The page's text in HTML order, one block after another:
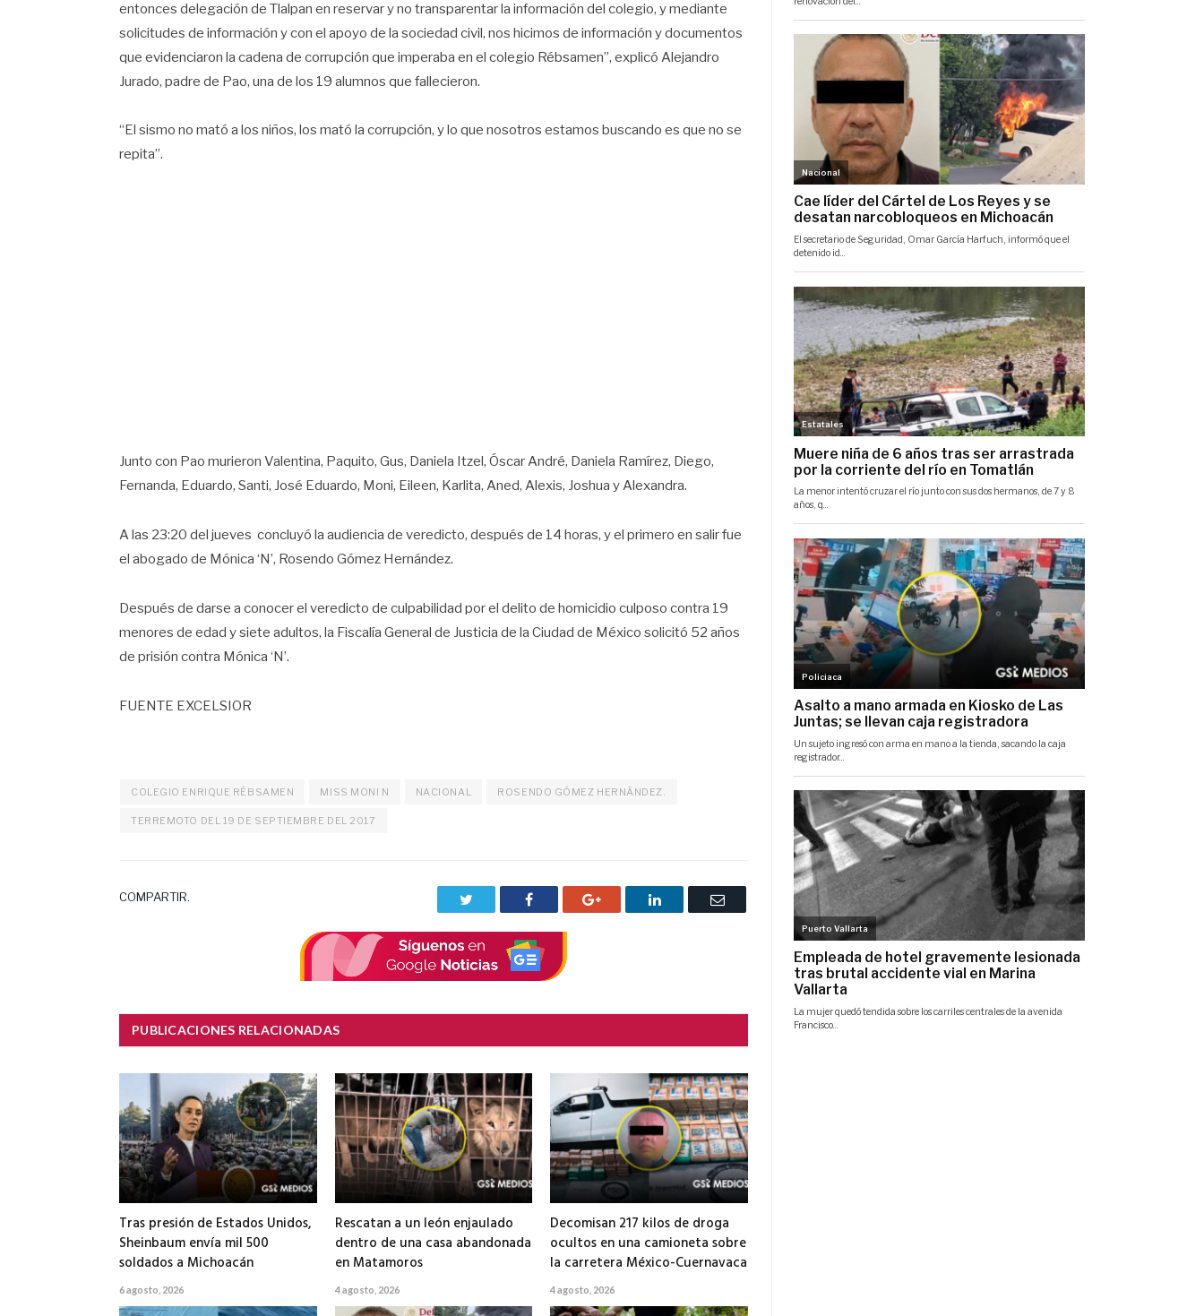
entonces delegación de Tlalpan en reservar y no transparentar la información del colegio, y mediante
solicitudes de información y con el apoyo de la sociedad civil, nos hicimos de información y documentos
que evidenciaron la cadena de corrupción que imperaba en el colegio Rébsamen”, explicó Alejandro
Jurado, padre de Pao, una de los 19 alumnos que fallecieron.
“El sismo no mató a los niños, los mató la corrupción, y lo que nosotros estamos buscando es que no se
repita”.
Junto con Pao murieron Valentina, Paquito, Gus, Daniela Itzel, Óscar André, Daniela Ramírez, Diego,
Fernanda, Eduardo, Santi, José Eduardo, Moni, Eileen, Karlita, Aned, Alexis, Joshua y Alexandra.
A las 23:20 del jueves concluyó la audiencia de veredicto, después de 14 horas, y el primero en salir fue
el abogado de Mónica ‘N’, Rosendo Gómez Hernández.
Después de darse a conocer el veredicto de culpabilidad por el delito de homicidio culposo contra 19
menores de edad y siete adultos, la Fiscalía General de Justicia de la Ciudad de México solicitó 52 años
de prisión contra Mónica ‘N’.
FUENTE EXCELSIOR
COLEGIO ENRIQUE RÉBSAMEN MISS MONI N NACIONAL ROSENDO GÓMEZ HERNÁNDEZ.
TERREMOTO DEL 19 DE SEPTIEMBRE DEL 2017
COMPARTIR. Facebook Google+ LinkedIn
Correo
PUBLICACIONES RELACIONADAS
Tras presión de Estados Unidos,
Sheinbaum envía mil 500
soldados a Michoacán
6 agosto, 2026
Rescatan a un león enjaulado
dentro de una casa abandonada
en Matamoros
4 agosto, 2026
Decomisan 217 kilos de droga
ocultos en una camioneta sobre
la carretera México-Cuernavaca
4 agosto, 2026